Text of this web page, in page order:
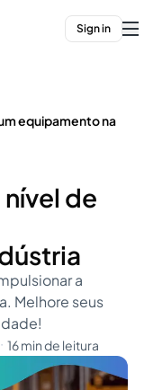
Sign in
equipamento na
de
a
Melhore seus
・ 16 min de leitura